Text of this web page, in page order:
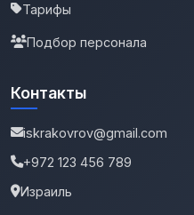
Тарифы
Подбор персонала
Контакты
iskrakovrov@gmail.com
+972 123 456 789
Израиль